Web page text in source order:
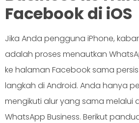
Facebook di iOS
Jika Anda pengguna iPhone,
adalah proses menautkan
ke halaman Facebook sama
langkah di Android. Anda hanya
mengikuti alur yang sama melalui
WhatsApp Business. Berikut